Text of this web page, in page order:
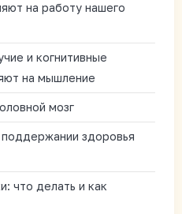
на работу нашего
и когнитивные
на мышление
мозг
поддержании здоровья
что делать и как